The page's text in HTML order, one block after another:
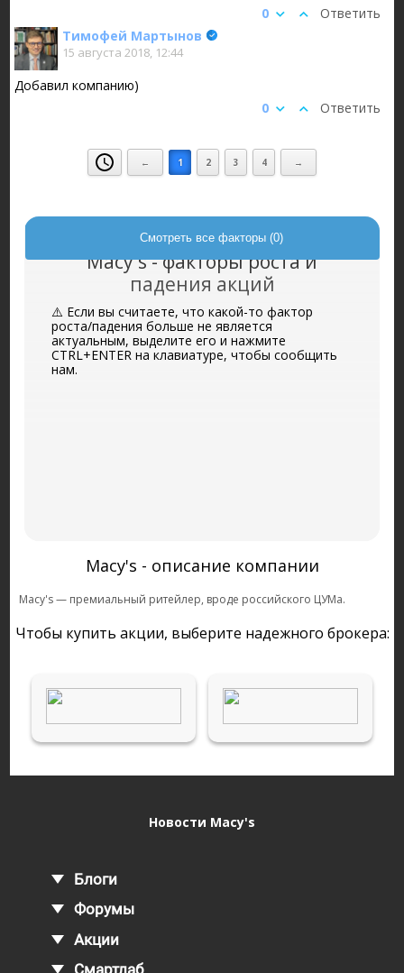
Ответить
0
Тимофей Мартынов
15 августа 2018, 12:44
Добавил компанию)
Ответить
0
← 1 2 3 4 →
Macy's - факторы роста и
падения акций
Смотреть все факторы (0)
⚠️ Если вы считаете, что какой-то фактор
роста/падения больше не является
актуальным, выделите его и нажмите
CTRL+ENTER на клавиатуре, чтобы сообщить
нам.
Macy's - описание компании
Macy's — премиальный ритейлер, вроде российского ЦУМа.
Чтобы купить акции, выберите надежного брокера:
Новости Macy's
Блоги
Форумы
Акции